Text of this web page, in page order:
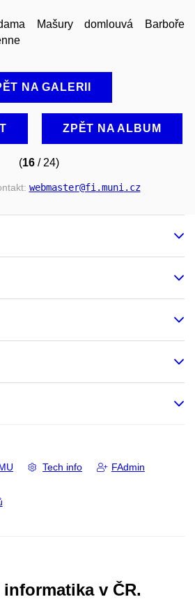
Mašury domlouvá Barboře
NA GALERII
ZPĚT NA ALBUM
(16 / 24)
webmaster@fi .muni .cz
Tech info FAdmin
v ČR.